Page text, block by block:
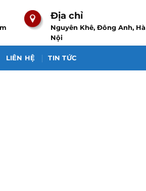
Địa chỉ
Nguyên Khê, Đông Anh, Hà
Nội
LIÊN HỆ TIN TỨC